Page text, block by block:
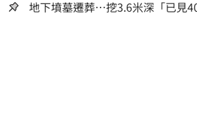
地下墳墓遷葬…挖3.6米深「已見